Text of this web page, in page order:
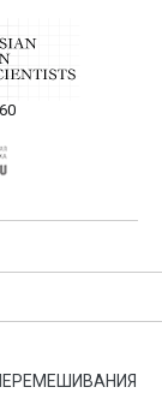
—
в
статей в